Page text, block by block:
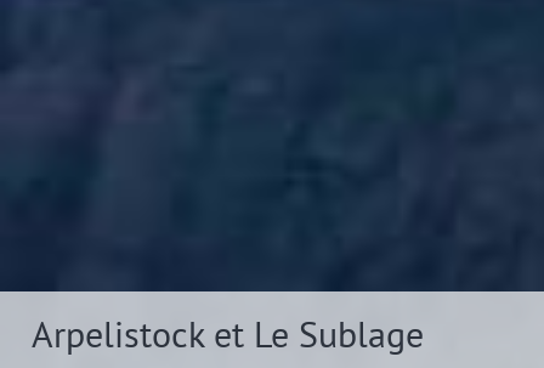
Arpelistock et Le Sublage